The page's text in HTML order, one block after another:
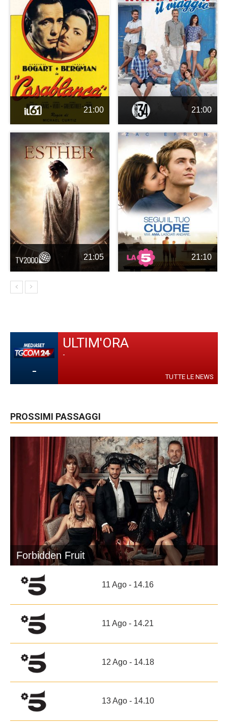
21:00 21:00
21:05 21:10
-
ULTIM'ORA
-
TUTTE LE NEWS
PROSSIMI PASSAGGI
Forbidden Fruit
11 Ago - 14.16
11 Ago - 14.21
12 Ago - 14.18
13 Ago - 14.10